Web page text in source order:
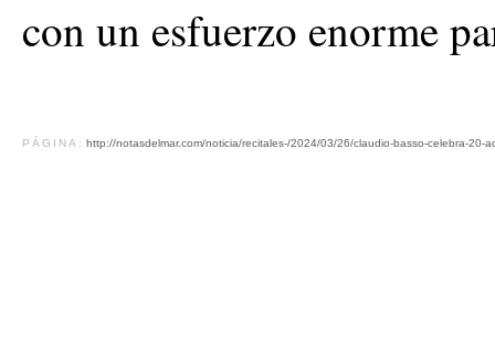
con un esfuerzo enorme
PÁGINA: http://notasdelmar.com/noticia/recitales-/2024/03/26/claudio-basso-celebra-20-